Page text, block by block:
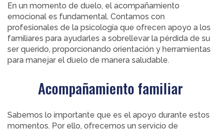
En un momento de duelo, el acompañamiento
emocional es fundamental. Contamos con
profesionales de la psicología que ofrecen apoyo a los
familiares para ayudarles a sobrellevar la pérdida de su
ser querido, proporcionando orientación y herramientas
para manejar el duelo de manera saludable.
Acompañamiento familiar
Sabemos lo importante que es el apoyo durante estos
momentos. Por ello, ofrecemos un servicio de